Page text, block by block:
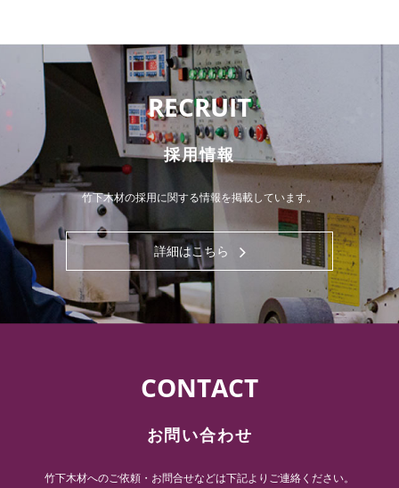
RECRUIT
採用情報
竹下木材の採用に関する情報を掲載しています。
詳細はこちら
CONTACT
お問い合わせ
竹下木材へのご依頼・お問合せなどは下記よりご連絡ください。